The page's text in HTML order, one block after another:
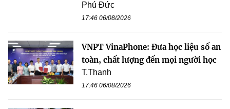
Phú Đức
17:46 06/08/2026
VNPT VinaPhone: Đưa học liệu số an
toàn, chất lượng đến mọi người học
T.Thanh
17:46 06/08/2026